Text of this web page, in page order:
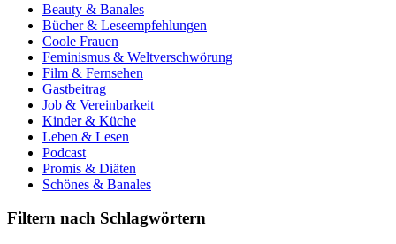
Beauty & Banales
Bücher & Leseempfehlungen
Coole Frauen
Feminismus & Weltverschwörung
Film & Fernsehen
Gastbeitrag
Job & Vereinbarkeit
Kinder & Küche
Leben & Lesen
Podcast
Promis & Diäten
Schönes & Banales
Filtern nach Schlagwörtern